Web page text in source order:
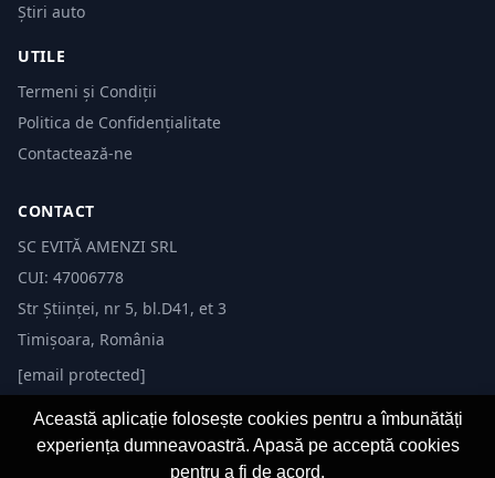
Știri auto
UTILE
Termeni și Condiții
Politica de Confidențialitate
Contactează-ne
CONTACT
SC EVITĂ AMENZI SRL
CUI: 47006778
Str Științei, nr 5, bl.D41, et 3
Timișoara, România
[email protected]
Această aplicație folosește cookies pentru a îmbunătăți
experiența dumneavoastră. Apasă pe acceptă cookies
pentru a fi de acord.